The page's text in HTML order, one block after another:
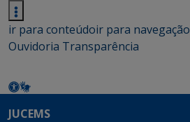
ir para conteúdoir para navegação
Ouvidoria Transparência
JUCEMS